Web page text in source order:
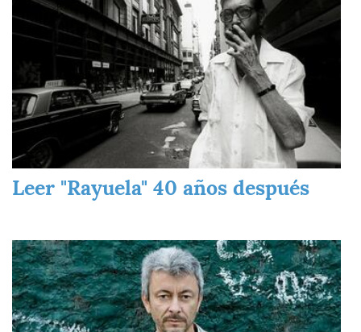
Leer "Rayuela" 40 años después
Imagen